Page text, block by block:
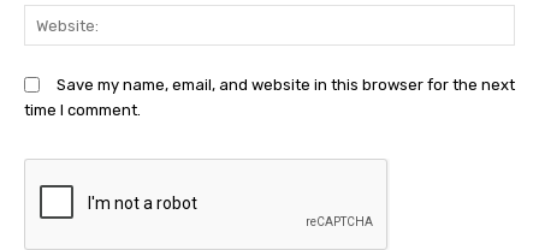
Save my name, email, and website in this browser for the next
time I comment.